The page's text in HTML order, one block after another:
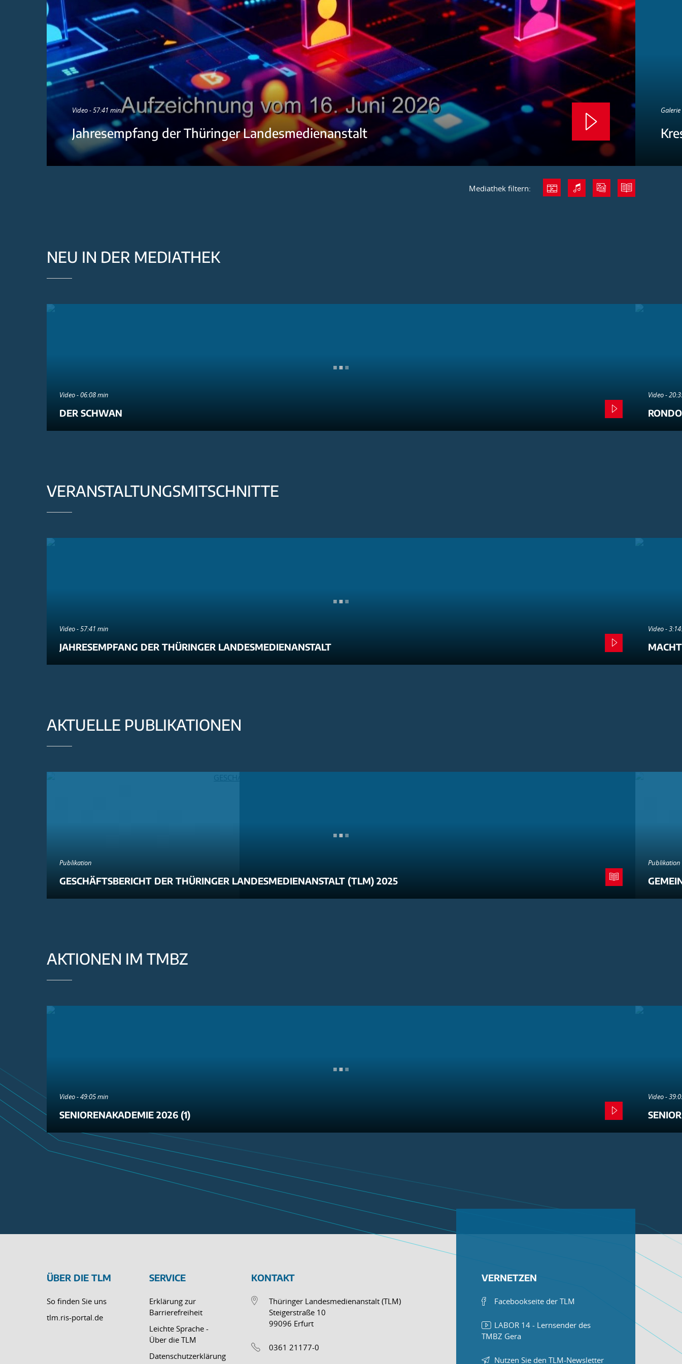
Video - 57:41 min
Jahresempfang der Thüringer Landesmedienanstalt
Mediathek filtern:
NEU IN DER MEDIATHEK
Video - 06:08 min
DER SCHWAN
Video -
VERANSTALTUNGSMITSCHNITTE
Video - 57:41 min
JAHRESEMPFANG DER THÜRINGER LANDESMEDIENANSTALT
Video -
AKTUELLE PUBLIKATIONEN
Publikation
GESCHÄFTSBERICHT DER THÜRINGER LANDESMEDIENANSTALT (TLM) 2025
Publikation
AKTIONEN IM TMBZ
Video - 49:05 min
SENIORENAKADEMIE 2026 (1)
Video -
ÜBER DIE TLM
So finden Sie uns
tlm.ris-portal.de
SERVICE
Erklärung zur
Barrierefreiheit
Leichte Sprache -
Über die TLM
Datenschutzerklärung
KONTAKT
Thüringer Landesmedienanstalt (TLM)
Steigerstraße 10
99096 Erfurt
0361 21177-0
VERNETZEN
Facebookseite der TLM
LABOR 14 - Lernsender des
TMBZ Gera
Nutzen Sie den TLM-Newsletter